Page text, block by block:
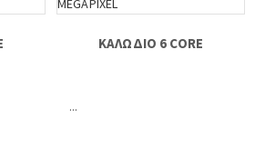
ΚΑΛΩΔΙΟ 6 CORE
...